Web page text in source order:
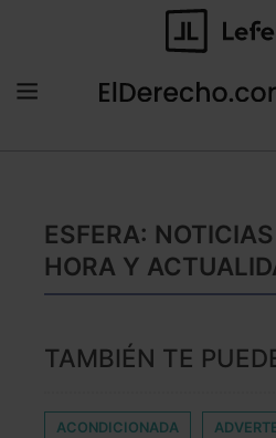
ESFERA:
HORA Y
TAMBIÉN TE
ACONDICIONADA